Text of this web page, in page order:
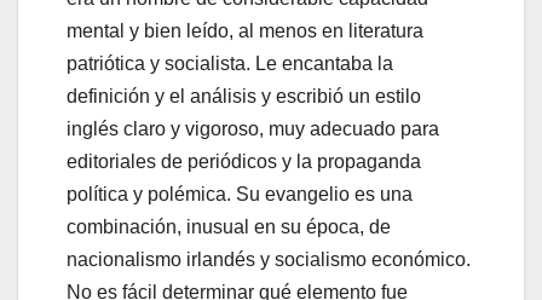
mental y bien leído, al menos en literatura
patriótica y socialista. Le encantaba la
definición y el análisis y escribió un estilo
inglés claro y vigoroso, muy adecuado para
editoriales de periódicos y la propaganda
política y polémica. Su evangelio es una
combinación, inusual en su época, de
nacionalismo irlandés y socialismo económico.
No es fácil determinar qué elemento fue